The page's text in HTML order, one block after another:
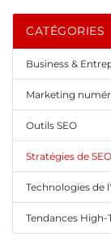
CATÉGORIES
Business &
Marketing
Outils SEO
Stratégies de SEO
Technologies de
Tendances High-